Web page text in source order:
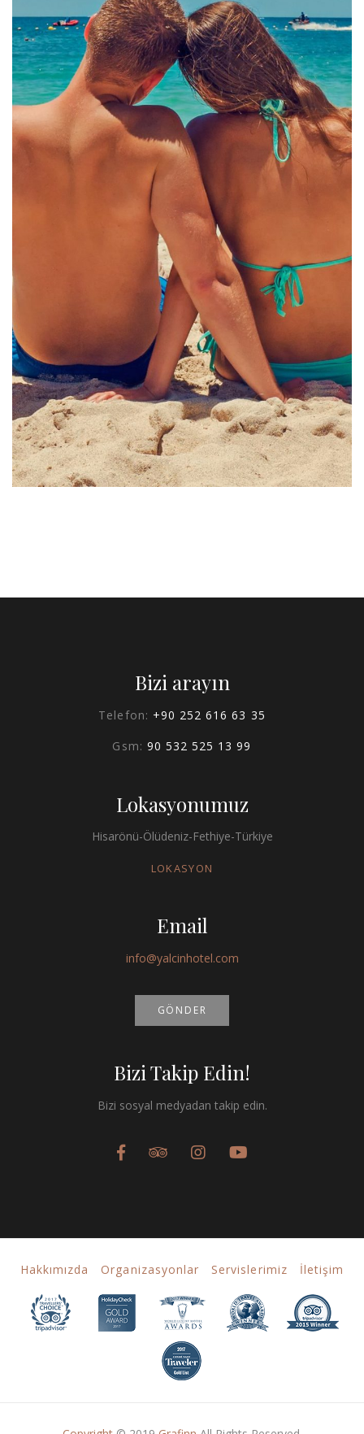
Bizi arayın
Telefon: +90 252 616 63 35
Gsm: 90 532 525 13 99
Lokasyonumuz
Hisarönü-Ölüdeniz-Fethiye-Türkiye
LOKASYON
Email
info@yalcinhotel.com
GÖNDER
Bizi Takip Edin!
Bizi sosyal medyadan takip edin.
Hakkımızda Organizasyonlar Servislerimiz İletişim